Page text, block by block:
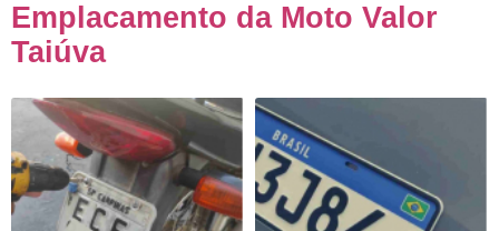
Emplacamento da Moto Valor
Taiúva